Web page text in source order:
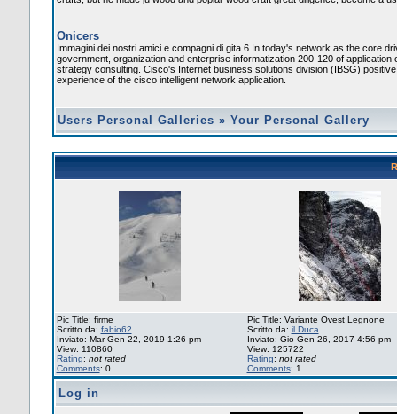
Onicers
Immagini dei nostri amici e compagni di gita 6.In today's network as the core
government, organization and enterprise informatization 200-120 of application
strategy consulting. Cisco's Internet business solutions division (IBSG)
experience of the cisco intelligent network application.
Users Personal Galleries » Your Personal Gallery
Pic Title: firme
Scritto da: fabio62
Inviato: Mar Gen 22, 2019 1:26 pm
View: 110860
Rating: not rated
Comments: 0
Pic Title: Variante Ovest Legnone
Scritto da: il Duca
Inviato: Gio Gen 26, 2017 4:56 pm
View: 125722
Rating: not rated
Comments: 1
Log in